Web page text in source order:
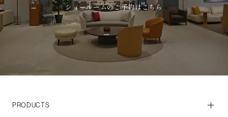
ショールームのご予約はこちら
PRODUCTS